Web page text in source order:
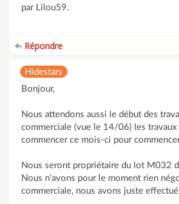
par Lilou59.
Répondre
Hidestars
Bonjour,
Nous attendons aussi le début des
commerciale (vue le 14/06) les travaux
commencer ce mois-ci pour
Nous seront propriétaire du lot M032
Nous n'avons pour le moment rien
commerciale, nous avons juste